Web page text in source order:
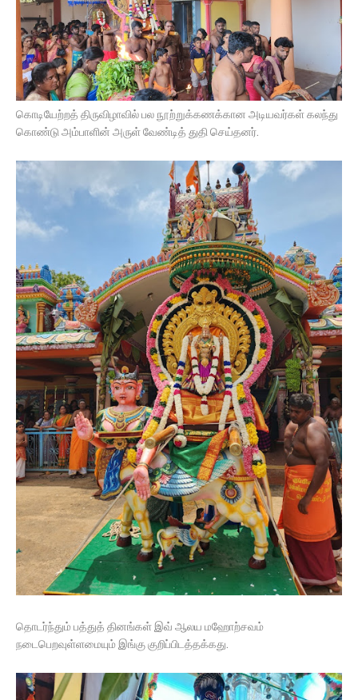
கொடியேற்றத் திருவிழாவில் பல நூற்றுக்கணக்கான அடியவர்கள் கலந்து
கொண்டு அம்பாளின் அருள் வேண்டித் துதி செய்தனர்.
தொடர்ந்தும் பத்துத் தினங்கள் இவ் ஆலய மஹோற்சவம்
நடைபெறவுள்ளமையும் இங்கு குறிப்பிடத்தக்கது.